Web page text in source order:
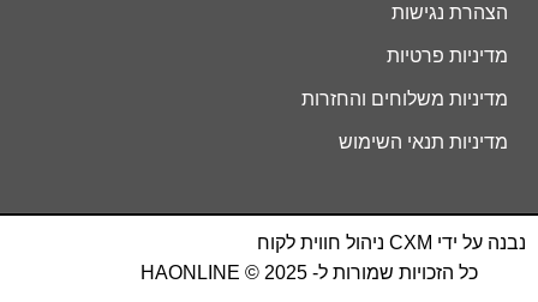
הצהרת נגישות
מדיניות פרטיות
מדיניות משלוחים והחזרות
מדיניות תנאי השימוש
נבנה על ידי CXM ניהול חווית לקוח
כל הזכויות שמורות ל- HAONLINE © 2025